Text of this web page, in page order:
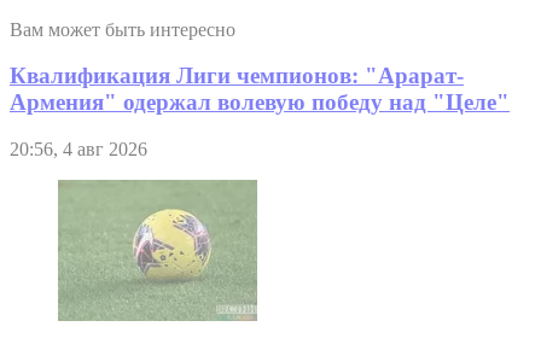
Вам может быть интересно
Квалификация Лиги чемпионов: "Арарат-
Армения" одержал волевую победу над "Целе"
20:56, 4 авг 2026